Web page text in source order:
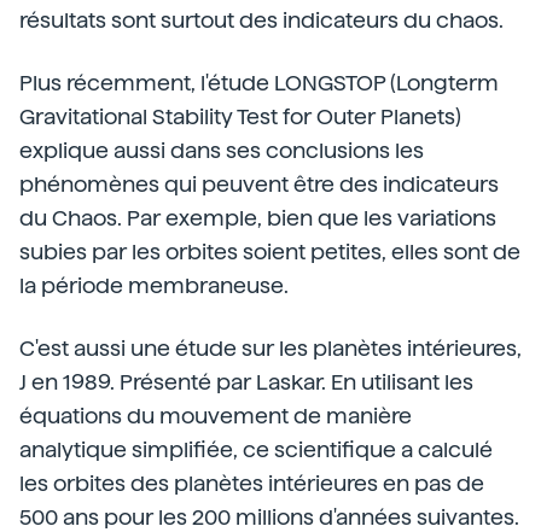
résultats sont surtout des indicateurs du chaos.
Plus récemment, l'étude LONGSTOP (Longterm
Gravitational Stability Test for Outer Planets)
explique aussi dans ses conclusions les
phénomènes qui peuvent être des indicateurs
du Chaos. Par exemple, bien que les variations
subies par les orbites soient petites, elles sont de
la période membraneuse.
C'est aussi une étude sur les planètes intérieures,
J en 1989. Présenté par Laskar. En utilisant les
équations du mouvement de manière
analytique simplifiée, ce scientifique a calculé
les orbites des planètes intérieures en pas de
500 ans pour les 200 millions d'années suivantes.